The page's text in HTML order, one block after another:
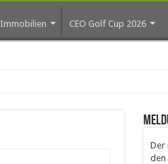
Immobilien CEO Golf Cup 2026
Der
den